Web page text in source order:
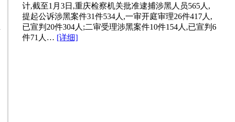
计,截至1月3日,重庆检察机关批准逮捕涉黑人员565人,
提起公诉涉黑案件31件534人,一审开庭审理26件417人,
已宣判20件304人;二审受理涉黑案件10件154人,已宣判6
件71人… [详细]